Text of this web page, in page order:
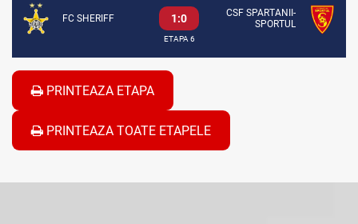
FC SHERIFF 1:0
CSF SPARTANII-
SPORTUL
ETAPA 6
PRINTEAZA ETAPA
PRINTEAZA TOATE ETAPELE